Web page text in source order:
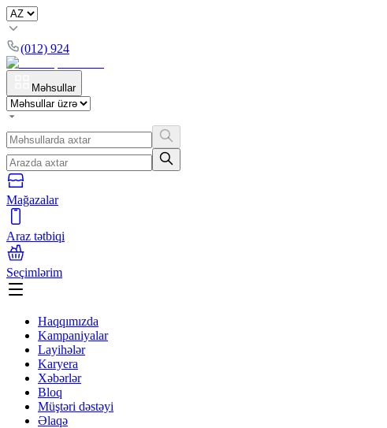
(012) 924
Məhsullar
Mağazalar
Araz tətbiqi
Seçimlərim
Haqqımızda
Kampaniyalar
Layihələr
Karyera
Xəbərlər
Bloq
Müştəri dəstəyi
Əlaqə